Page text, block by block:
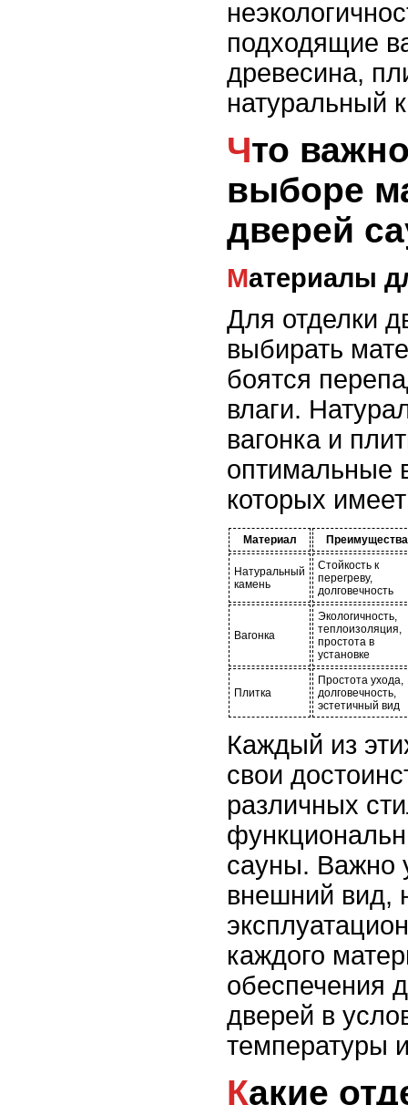
подходящие
древесина,
натуральный
Что важно учесть при
выборе
дверей
Материалы
Для отделки
выбирать
боятся
влаги.
вагонка и
оптимальные
которых
Материал Преимущества
Натуральный
камень
Стойкость к
перегреву,
долговечность
Вагонка
Экологичность,
теплоизоляция,
простота в
установке
Плитка
Простота ухода,
долговечность,
эстетичный вид
Каждый из
свои
различных
сауны. Важно
внешний вид,
каждого
обеспечения
дверей в
температуры
Какие отделочные